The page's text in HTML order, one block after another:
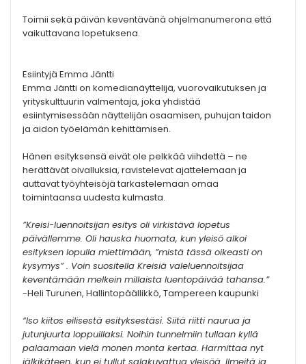
Toimii sekä päivän keventävänä ohjelmanumerona että
vaikuttavana lopetuksena.
Esiintyjä Emma Jäntti
Emma Jäntti on komedianäyttelijä, vuorovaikutuksen ja
yrityskulttuurin valmentaja, joka yhdistää
esiintymisessään näyttelijän osaamisen, puhujan taidon
ja aidon työelämän kehittämisen.
Hänen esityksensä eivät ole pelkkää viihdettä – ne
herättävät oivalluksia, ravistelevat ajattelemaan ja
auttavat työyhteisöjä tarkastelemaan omaa
toimintaansa uudesta kulmasta.
”Kreisi-luennoitsijan esitys oli virkistävä lopetus
päivällemme. Oli hauska huomata, kun yleisö alkoi
esityksen lopulla miettimään, ”mistä tässä oikeasti on
kysymys” . Voin suositella Kreisiä valeluennoitsijaa
keventämään melkein millaista luentopäivää tahansa.”
-Heli Turunen, Hallintopäällikkö, Tampereen kaupunki
“Iso kiitos eilisestä esityksestäsi. Siitä riitti naurua ja
jutunjuurta loppuillaksi. Noihin tunnelmiin tullaan kyllä
palaamaan vielä monen monta kertaa. Harmittaa nyt